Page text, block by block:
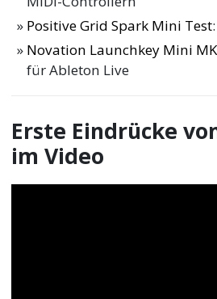
Positive Grid Spark Mini Test
Novation Launchkey Mini
für Ableton Live
Erste Eindrücke
im Video